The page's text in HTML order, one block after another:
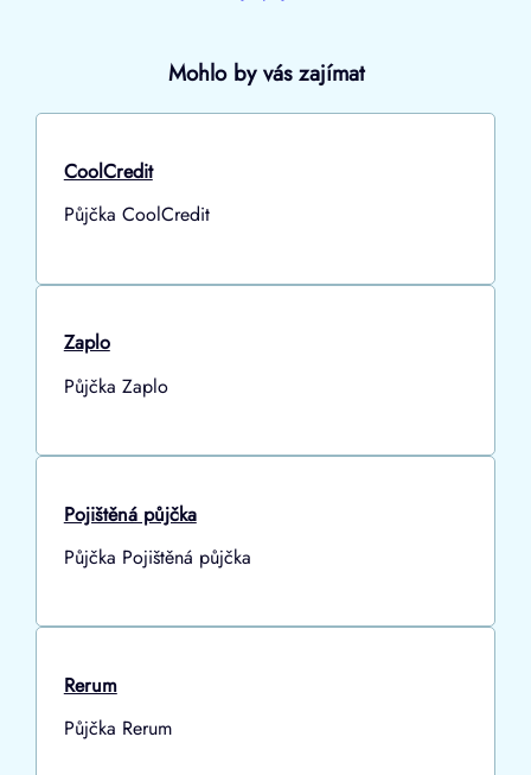
Mohlo by vás zajímat
CoolCredit
Půjčka CoolCredit
Zaplo
Půjčka Zaplo
Pojištěná půjčka
Půjčka Pojištěná půjčka
Rerum
Půjčka Rerum